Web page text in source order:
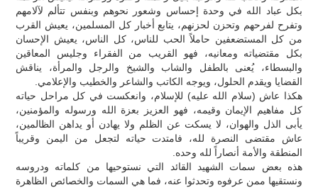
بكل عباد الله في وحدة إحساس وشعور نحوهم وبنفس تتألم لآلامهم
وتفرح لفرحهم وتحزن لحزنهم، يتابع أخبار كل المسلمين، يعيش القرب
من كل المستضعفين حاملاً الحب للناس، كل الناس، يعيش الإحسان
بكل مقتضياته ومعانيه، فهو القريب من الفقراء وجليس المعاقين
والبسطاء، يُعنى بالطفل والشاب والشيخ والرجل والمرأة، يناقش
القضايا ويقدم الحلول، ويوجه الكاتب والشاعر والخطيب والإعلامي.
هكذا عاش (سلام الله عليه) للإسلام، وانعكست في كل مراحل حياته
كل مفاهيم الإيمان وقيمه، فهو العزيز بعزة الله ورسوله والمؤمنين،
يأبى الذل والهوان، لا يسكت عن الظلم ولا يهادن أو يداهن الظالمين،
عاش مقتضى النصرة لله، فامتدت حياته لتجعل من اليمن وقريباً
المنطقة والأمة أنصاراً لله وحده.
هذه بعض سمات الشهيد القائد التي نستوحيها من كلماته ودروسه
ونستقيها ممن عرفوه وتحدثوا عنه، فما هي السمات والخصائص الظاهرة